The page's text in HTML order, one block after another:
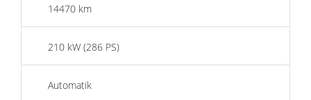
14470 km
210 kW (286 PS)
Automatik